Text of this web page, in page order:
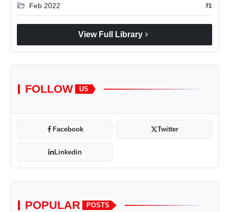
folder_open Feb 2022 71
View Full Library chevron_right
FOLLOW US
Facebook Twitter
Linkedin
POPULAR POSTS